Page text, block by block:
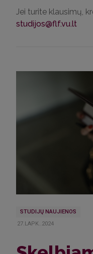
Jei turite klausimų,
studijos@flf.vu.lt
STUDIJŲ NAUJIENOS
27.LAPK..2024